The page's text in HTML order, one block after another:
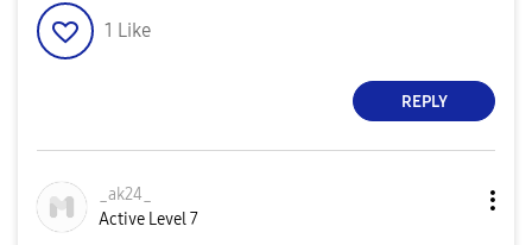
1 Like
REPLY
_ak24_
Active Level 7